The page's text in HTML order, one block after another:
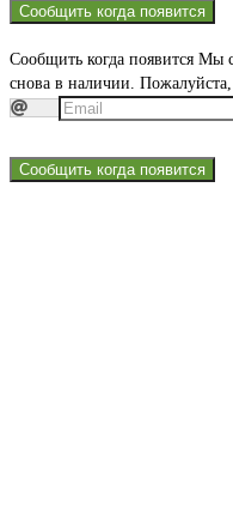
Сообщить когда появится
Сообщить когда появится Мы
снова в наличии.
Сообщить когда появится